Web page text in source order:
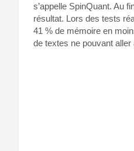
s’appelle SpinQuant. Au
résultat. Lors des tests
41 % de mémoire en
de textes ne pouvant